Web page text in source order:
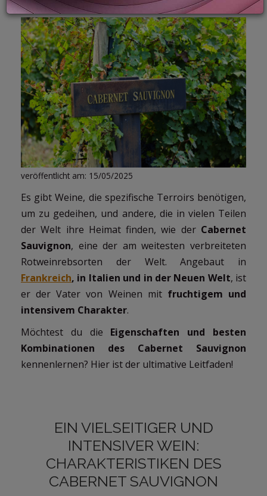
LOGIN
veröffentlicht am: 15/05/2025
Es gibt Weine, die spezifische Terroirs benötigen,
um zu gedeihen, und andere, die in vielen Teilen
der Welt ihre Heimat finden, wie der Cabernet
Sauvignon, eine der am weitesten verbreiteten
Rotweinrebsorten der Welt. Angebaut in
Frankreich, in Italien und in der Neuen Welt, ist
er der Vater von Weinen mit fruchtigem und
intensivem Charakter.
Möchtest du die Eigenschaften und besten
Kombinationen des Cabernet Sauvignon
kennenlernen? Hier ist der ultimative Leitfaden!
EIN VIELSEITIGER UND
INTENSIVER WEIN:
CHARAKTERISTIKEN DES
CABERNET SAUVIGNON